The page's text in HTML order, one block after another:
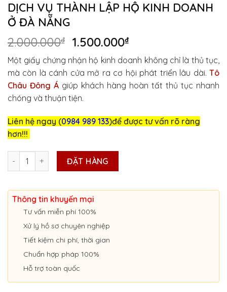
DỊCH VỤ THÀNH LẬP HỘ KINH DOANH
Ở ĐÀ NẴNG
2.000.000₫
Giá
gốc
là:
2.000.000₫.
1.500.000₫Giá
hiện
tại
là:
1.500.000₫.
Một giấy chứng nhận hộ kinh doanh không chỉ là thủ tục,
mà còn là cánh cửa mở ra cơ hội phát triển lâu dài. Tô
Châu Đông Á giúp khách hàng hoàn tất thủ tục nhanh
chóng và thuận tiện.
Liên hệ ngay (0984 989 133)để được tư vấn rõ ràng
hơn!!!
DỊCH VỤ THÀNH LẬP HỘ KINH DOANH Ở ĐÀ NẴNG số lượng
ĐẶT HÀNG
Thông tin khuyến mại
Tư vấn miễn phí 100%
Xử lý hồ sơ chuyên nghiệp
Tiết kiệm chi phí, thời gian
Chuẩn hợp pháp 100%
Hỗ trợ toàn quốc